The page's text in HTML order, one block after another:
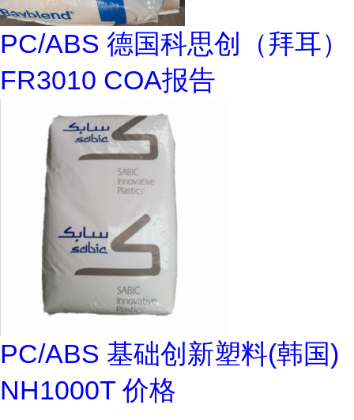
PC/ABS 德国科思创（拜耳）
FR3010 COA报告
PC/ABS 基础创新塑料(韩国)
NH1000T 价格